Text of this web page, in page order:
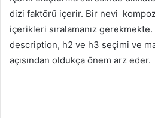
dizi faktörü içerir. Bir nevi
içerikleri sıralamanız
description, h2 ve h3 seçimi ve
açısından oldukça önem arz eder.